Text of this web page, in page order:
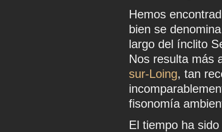
Hemos
bien se
largo del ínclito
Nos resulta más
sur-Loing, tan
fisonomía
El tiempo ha